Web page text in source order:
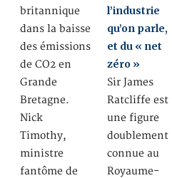
britannique
dans la baisse
des émissions
de CO2 en
Grande
Bretagne.
Nick
Timothy,
ministre
fantôme de
l’industrie
qu’on parle,
et du « net
zéro »
Sir James
Ratcliffe est
une figure
doublement
connue au
Royaume-